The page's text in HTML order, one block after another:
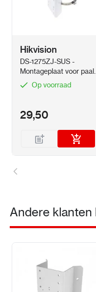
Hikvision
DS-1275ZJ-SUS -
Montageplaat voor paal
Wit Op voorraad
29,50
Andere klanten